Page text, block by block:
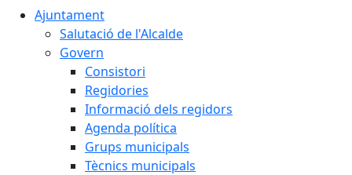
Ajuntament
Salutació de l'Alcalde
Govern
Consistori
Regidories
Informació dels regidors
Agenda política
Grups municipals
Tècnics municipals